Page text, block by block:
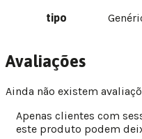
tipo
Avaliações
Ainda não existem
Apenas clientes com
este produto podem